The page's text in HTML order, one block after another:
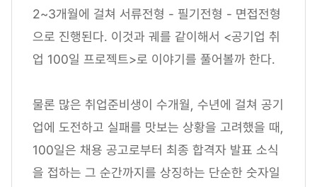
2~3개월에 걸쳐 서류전형 - 필기전형 - 면접전형
으로 진행된다. 이것과 궤를 같이해서 <공기업 취
업 100일 프로젝트>로 이야기를 풀어볼까 한다.
물론 많은 취업준비생이 수개월, 수년에 걸쳐 공기
업에 도전하고 실패를 맛보는 상황을 고려했을 때,
100일은 채용 공고로부터 최종 합격자 발표 소식
을 접하는 그 순간까지를 상징하는 단순한 숫자일